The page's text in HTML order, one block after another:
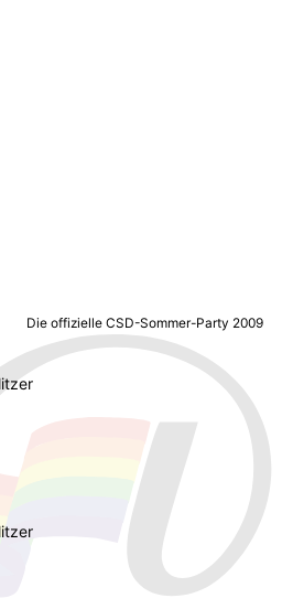
Die offizielle CSD-Sommer-Party 2009